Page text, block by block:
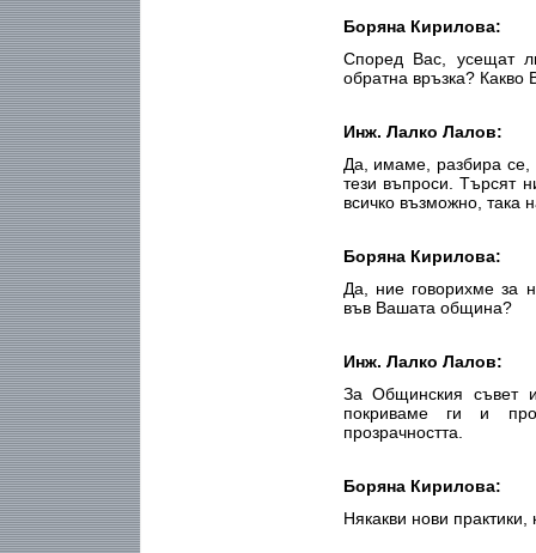
Боряна Кирилова:
Според Вас, усещат
обратна връзка? Какво
Инж. Лалко Лалов:
Да, имаме, разбира
тези въпроси. Търсят
всичко възможно, така
Боряна Кирилова:
Да, ние говорихме за
във Вашата община?
Инж. Лалко Лалов:
За Общинския съвет
покриваме ги и
прозрачността.
Боряна Кирилова:
Някакви нови